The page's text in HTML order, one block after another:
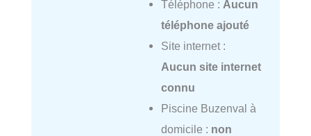
Téléphone : Aucun
téléphone ajouté
Site internet :
Aucun site internet
connu
Piscine Buzenval à
domicile : non